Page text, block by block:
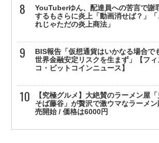
YouTuberゆん、配達員への苦言で謝
するもさらに炎上「動画消せば？」「
れじゃただの炎上商法」
BIS報告「仮想通貨はいかなる場合で
世界金融安定リスクを生まず」【フィ
コ・ビットコインニュース】
【究極グルメ】大絶賛のラーメン屋
そば藤谷」が贅沢で激ウマなラーメン
売開始 / 価格は6000円